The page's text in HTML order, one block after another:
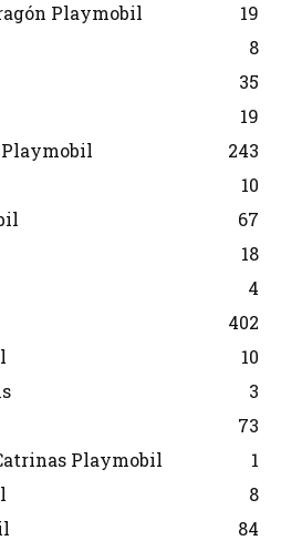
Playmobil
19
8
35
19
Playmobil
243
10
67
18
4
402
10
3
73
Playmobil
1
8
84